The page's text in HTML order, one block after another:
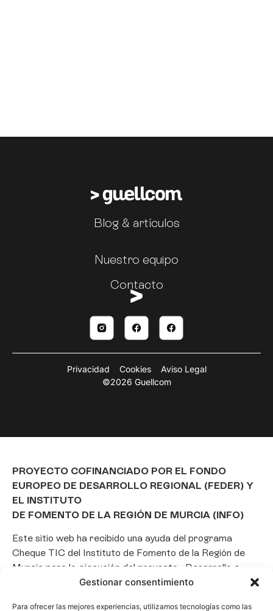
Gestionar consentimiento
Para ofrecer las mejores experiencias, utilizamos tecnologías como las
Blog & artículos
Nuestro equipo
Contacto
©2026 Guellcom
Privacidad Cookies Aviso Legal
PROYECTO COFINANCIADO POR EL FONDO
EUROPEO DE DESARROLLO REGIONAL (FEDER) Y
EL INSTITUTO
DE FOMENTO DE LA REGIÓN DE MURCIA (INFO)
Este sitio web ha recibido una ayuda del programa
Cheque TIC del Instituto de Fomento de la Región de
Murcia para la ejecución del proyecto «Desarrollo e
implantación de un Chatbot de Inteligencia Artificial